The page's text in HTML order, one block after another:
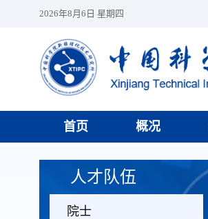
2026年8月6日 星期四
首页 概况
人才队伍
院士